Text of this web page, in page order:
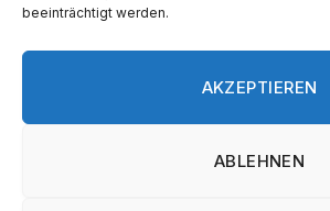
beeinträchtigt werden.
AKZEPTIEREN
ABLEHNEN